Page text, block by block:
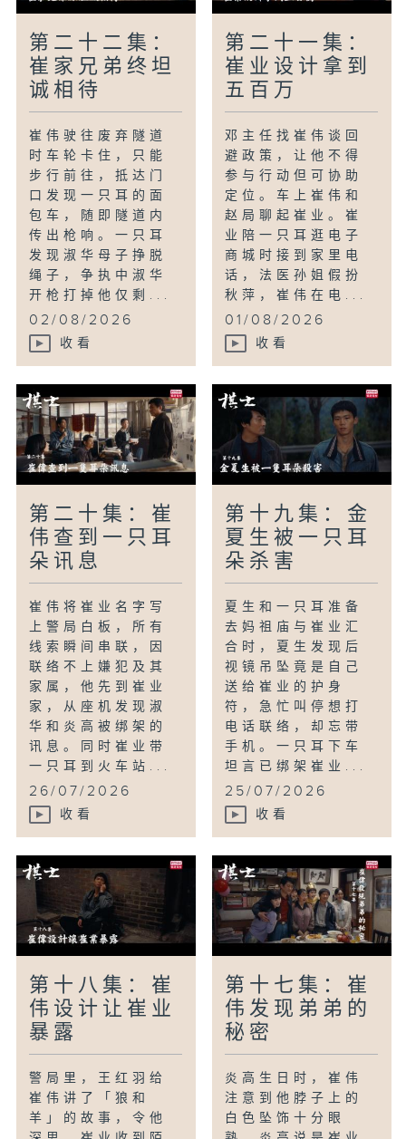
第二十二集：
崔家兄弟终坦
诚相待
崔伟驶往废弃隧道
时车轮卡住，只能
步行前往，抵达门
口发现一只耳的面
包车，随即隧道内
传出枪响。一只耳
发现淑华母子挣脱
绳子，争执中淑华
开枪打掉他仅剩...
02/08/2026
收看
第二十一集：
崔业设计拿到
五百万
邓主任找崔伟谈回
避政策，让他不得
参与行动但可协助
定位。车上崔伟和
赵局聊起崔业。崔
业陪一只耳逛电子
商城时接到家里电
话，法医孙姐假扮
秋萍，崔伟在电...
01/08/2026
收看
第二十集：崔
伟查到一只耳
朵讯息
崔伟将崔业名字写
上警局白板，所有
线索瞬间串联，因
联络不上嫌犯及其
家属，他先到崔业
家，从座机发现淑
华和炎高被绑架的
讯息。同时崔业带
一只耳到火车站...
26/07/2026
收看
第十九集：金
夏生被一只耳
朵杀害
夏生和一只耳准备
去妈祖庙与崔业汇
合时，夏生发现后
视镜吊坠竟是自己
送给崔业的护身
符，急忙叫停想打
电话联络，却忘带
手机。一只耳下车
坦言已绑架崔业...
25/07/2026
收看
第十八集：崔
伟设计让崔业
暴露
警局里，王红羽给
崔伟讲了「狼和
羊」的故事，令他
第十七集：崔
伟发现弟弟的
秘密
炎高生日时，崔伟
注意到他脖子上的
白色坠饰十分眼